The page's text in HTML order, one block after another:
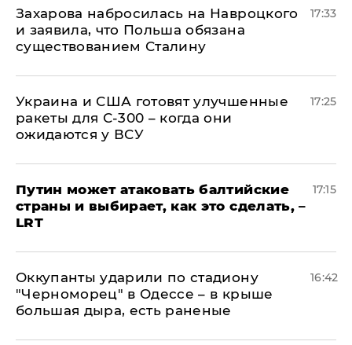
​Захарова набросилась на Навроцкого
и заявила, что Польша обязана
существованием Сталину
17:33
Украина и США готовят улучшенные
ракеты для С-300 – когда они
ожидаются у ВСУ
17:25
Путин может атаковать балтийские
страны и выбирает, как это сделать, –
LRT
17:15
Оккупанты ударили по стадиону
"Черноморец" в Одессе – в крыше
большая дыра, есть раненые
16:42